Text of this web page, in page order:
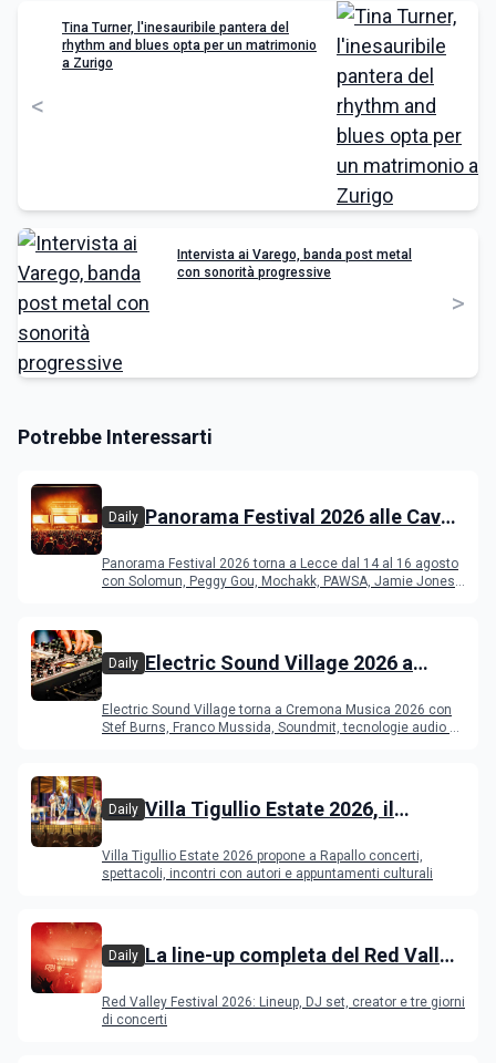
<
Tina Turner, l'inesauribile pantera del
rhythm and blues opta per un matrimonio
a Zurigo
Intervista ai Varego, banda post metal
con sonorità progressive
>
Potrebbe Interessarti
Daily Panorama Festival 2026 alle Cave
programma
Panorama Festival 2026 torna a Lecce dal 14 al 16 agosto
con Solomun, Peggy Gou, Mochakk, PAWSA, Jamie Jones
Daily Electric Sound Village 2026 a
Young Band Contest, il programma
Electric Sound Village torna a Cremona Musica 2026 con
Stef Burns, Franco Mussida, Soundmit, tecnologie audio e
Daily Villa Tigullio Estate 2026, il
Villa Tigullio Estate 2026 propone a Rapallo concerti,
spettacoli, incontri con autori e appuntamenti culturali
Daily La line-up completa del Red Valley
Red Valley Festival 2026: Lineup, DJ set, creator e tre giorni
di concerti